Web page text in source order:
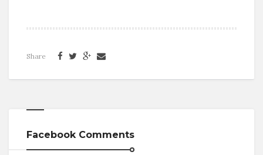
Share
Facebook Comments